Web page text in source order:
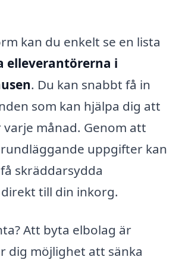
kan du enkelt se en lista
elleverantörerna i
. Du kan snabbt få in
som kan hjälpa dig att
månad. Genom att
uppgifter kan
skräddarsydda
till din inkorg.
Att byta elbolag är
dig möjlighet att sänka